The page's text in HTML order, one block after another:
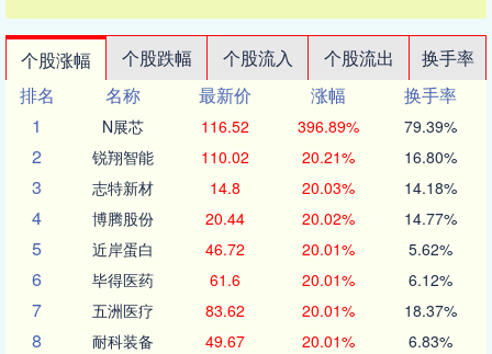
个股涨幅 个股跌幅 个股流入 个股流出
换手率
排名
名称 最新价 涨幅
换手率
1
N展芯 116.52 396.89% 79.39%
2 锐翔智能 110.02 20.21% 16.80%
3 志特新材 14.8 20.03% 14.18%
4 博腾股份 20.44 20.02% 14.77%
5 近岸蛋白 46.72 20.01% 5.62%
6 毕得医药 61.6 20.01% 6.12%
7 五洲医疗 83.62 20.01% 18.37%
8 耐科装备 49.67 20.01% 6.83%